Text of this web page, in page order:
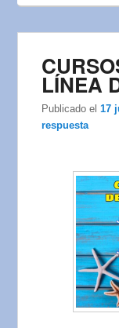
LÍNEA
Publicado el17
respuesta